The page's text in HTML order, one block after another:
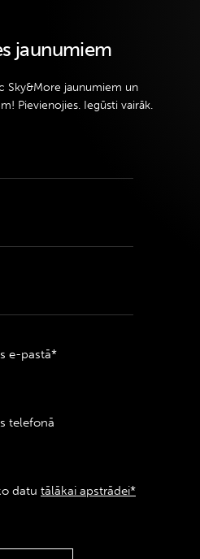
jaunumiem
Sky&More jaunumiem un
Pievienojies. Iegūsti vairāk.
e-pastā*
telefonā
datu tālākai apstrādei*